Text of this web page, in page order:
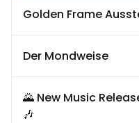
Golden Frame
Der Mondweise
🌄 New Music
🎶